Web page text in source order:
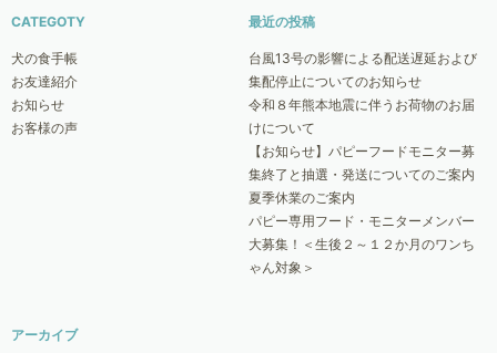
CATEGOTY
犬の食手帳
お友達紹介
お知らせ
お客様の声
最近の投稿
台風13号の影響による配送遅延および
集配停止についてのお知らせ
令和８年熊本地震に伴うお荷物のお届
けについて
【お知らせ】パピーフードモニター募
集終了と抽選・発送についてのご案内
夏季休業のご案内
パピー専用フード・モニターメンバー
大募集！＜生後２～１２か月のワンち
ゃん対象＞
アーカイブ